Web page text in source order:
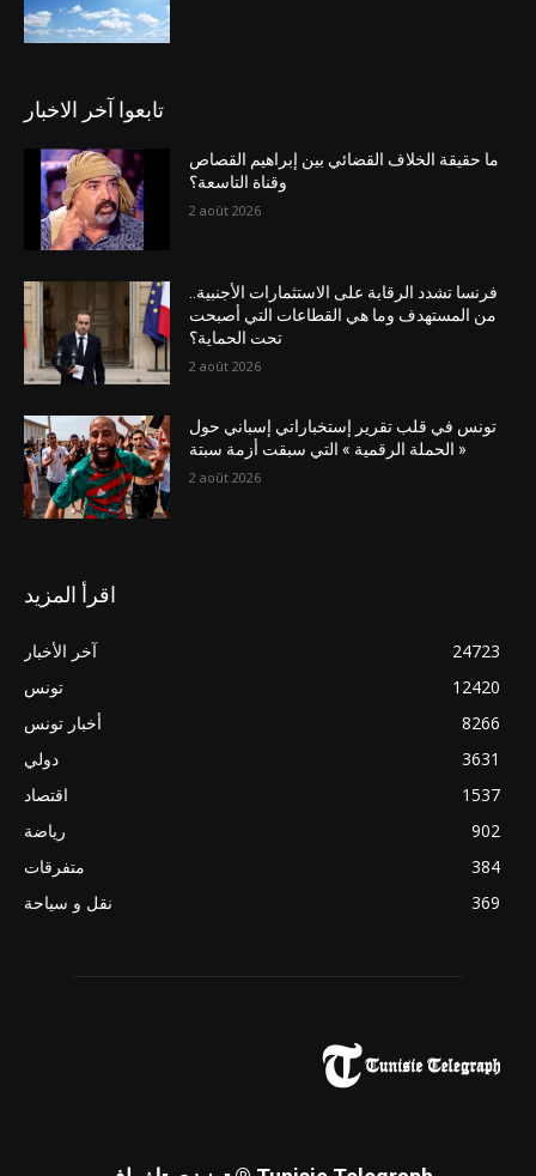
تابعوا آخر الاخبار
ما حقيقة الخلاف القضائي بين إبراهيم القصاص
وقناة التاسعة؟
2 août 2026
فرنسا تشدد الرقابة على الاستثمارات الأجنبية..
من المستهدف وما هي القطاعات التي أصبحت
تحت الحماية؟
2 août 2026
تونس في قلب تقرير إستخباراتي إسباني حول
« الحملة الرقمية » التي سبقت أزمة سبتة
2 août 2026
اقرأ المزيد
آخر الأخبار
24723
تونس
12420
أخبار تونس
8266
دولي
3631
اقتصاد
1537
رياضة
902
متفرقات
384
نقل و سياحة
369